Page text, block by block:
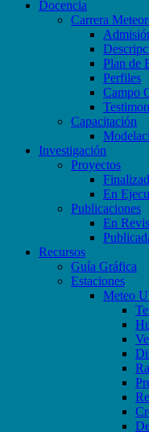
Docencia
Carrera
Plan de
Perfiles
Campo
Capacitación
Investigación
Proyectos
En
Publicaciones
En
Recursos
Guía Gráfica
Estaciones
Meteo